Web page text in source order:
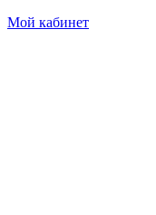
Мой кабинет